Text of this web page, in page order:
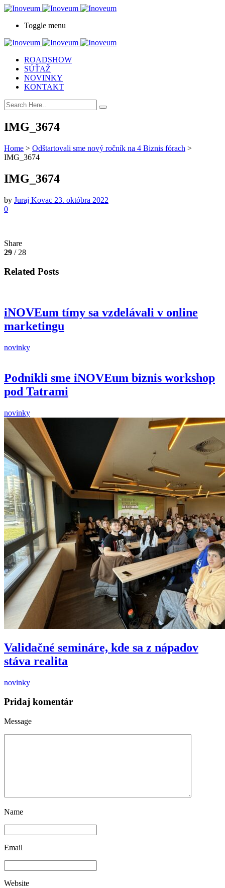
Toggle menu
ROADSHOW
SÚŤAŽ
NOVINKY
KONTAKT
IMG_3674
Home > Odštartovali sme nový ročník na 4 Biznis fórach >
IMG_3674
IMG_3674
by Juraj Kovac 23. októbra 2022
0
Share
29 / 28
Related Posts
iNOVEum tímy sa vzdelávali v online
marketingu
novinky
Podnikli sme iNOVEum biznis workshop
pod Tatrami
novinky
Validačné semináre, kde sa z nápadov
stáva realita
novinky
Pridaj komentár
Message
Name
Email
Website